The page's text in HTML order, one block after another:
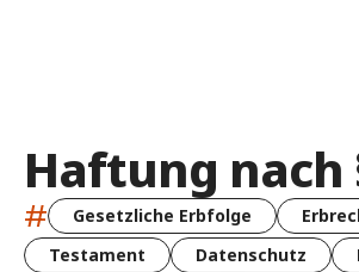
Haftung nach
# Gesetzliche Erbfolge
Testament
Datenschutz